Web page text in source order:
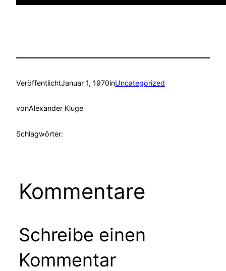
VeröffentlichtJanuar 1, 1970inUncategorized
vonAlexander Kluge
Schlagwörter:
Kommentare
Schreibe einen
Kommentar